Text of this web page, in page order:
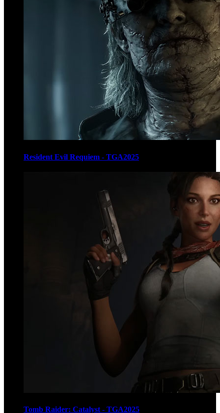
Resident Evil Requiem - TGA2025
Tomb Raider: Catalyst - TGA2025